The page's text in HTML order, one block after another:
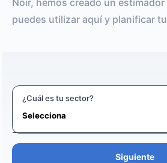
puedes utilizar aquí y planificar
¿Cuál es tu sector?
Siguiente